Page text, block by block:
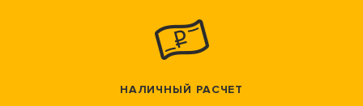
НАЛИЧНЫЙ РАСЧЕТ